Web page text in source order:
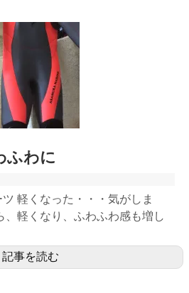
ふわに
軽くなった・・・気がしま
、軽くなり、ふわふわ感も増し
記事を読む